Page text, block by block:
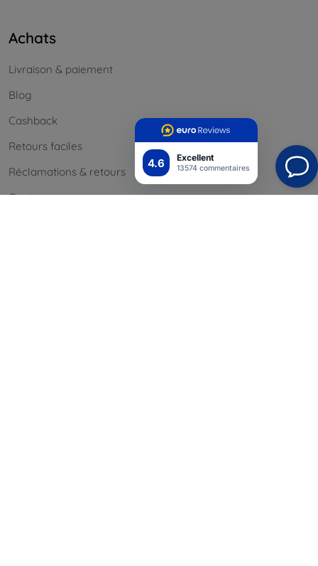
4.6 Excellent
13574 commentaires
Achats
Livraison & paiement
Blog
Cashback
Retours faciles
Réclamations & retours
Contact